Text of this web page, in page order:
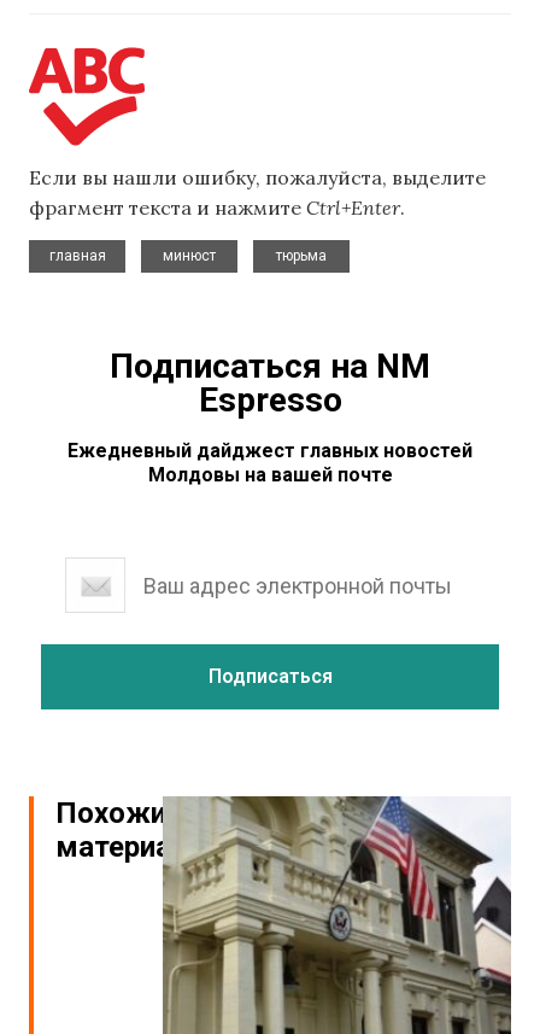
Если вы нашли ошибку, пожалуйста, выделите
фрагмент текста и нажмите Ctrl+Enter.
главная
минюст
тюрьма
Подписаться на NM
Espresso
Ежедневный дайджест главных новостей
Молдовы на вашей почте
Похожие
материалы